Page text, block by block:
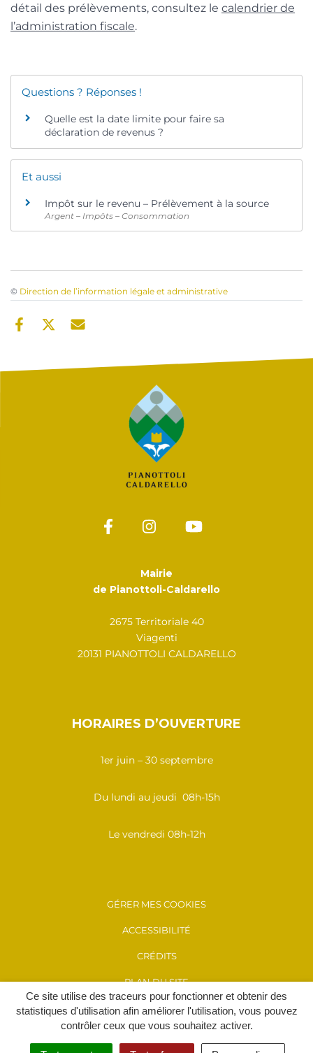
Ce site utilise des traceurs pour fonctionner et obtenir des
statistiques d'utilisation afin améliorer l'utilisation, vous pouvez
contrôler ceux que vous souhaitez activer.
détail des prélèvements, consultez le calendrier de
l’administration fiscale.
Questions ? Réponses !
Quelle est la date limite pour faire sa
déclaration de revenus ?
Et aussi
Impôt sur le revenu – Prélèvement à la source
Argent – Impôts – Consommation
© Direction de l’information légale et administrative
Mairie
de Pianottoli-Caldarello
2675 Territoriale 40
Viagenti
20131 PIANOTTOLI CALDARELLO
HORAIRES D’OUVERTURE
1er juin – 30 septembre
Du lundi au jeudi 08h-15h
Le vendredi 08h-12h
GÉRER MES COOKIES
ACCESSIBILITÉ
CRÉDITS
PLAN DU SITE
MENTIONS LÉGALES
POLITIQUE DE CONFIDENTIALITÉ